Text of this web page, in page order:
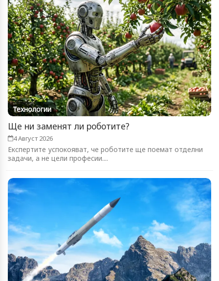
Технологии
Ще ни заменят ли роботите?
4 Август 2026
Експертите успокояват, че роботите ще поемат отделни
задачи, а не цели професии....